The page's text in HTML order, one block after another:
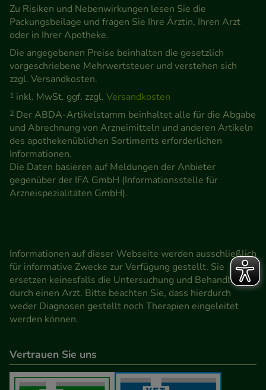
Informationen über die Art und Weise der Nutzung
unserer Website sammeln, mit deren Hilfe wir
unsere Website weiter für Sie optimieren können,
den Inhalt auf unserer Website aber auch die
Werbung auf Drittseiten möglichst relevant für Sie
zu gestalten. Bitte beachten Sie, dass Daten hierfür
teilweise an Dritte wie z.B. Google oder soziale
Medien übertragen werden.
Zu Risiken und Nebenwirkungen lesen Sie die
Packungsbeilage und fragen Sie Ihre Ärztin, Ihren Arzt
oder in Ihrer Apotheke.
Die angegebenen Preise beinhalten die gesetzlich
vorgeschriebene Mehrwertsteuer und verstehen sich
zzgl. Versandkosten.
1 inkl. MwSt. ggf. zzgl. Versandkosten
2 Der ABDA-Artikelstamm beinhaltet alle für die Abgabe
und Abrechnung von Arzneimitteln und anderen Artikeln
des apothekenüblichen Sortiments erforderlichen
Informationen.
Die Daten basieren auf Meldungen der Anbieter
gegenüber der IFA GmbH (Informationsstelle für
Arzneispezialitäten GmbH).
Informationen auf dieser Webseite werden ausschließlich
für informative Zwecke zur Verfügung gestellt. Sie
ersetzen keinesfalls die Untersuchung und Behandlung
durch einen Arzt. Bitte beachten Sie, dass hierdurch
weder Diagnosen gestellt noch Therapien eingeleitet
werden können.
Vertrauen Sie uns